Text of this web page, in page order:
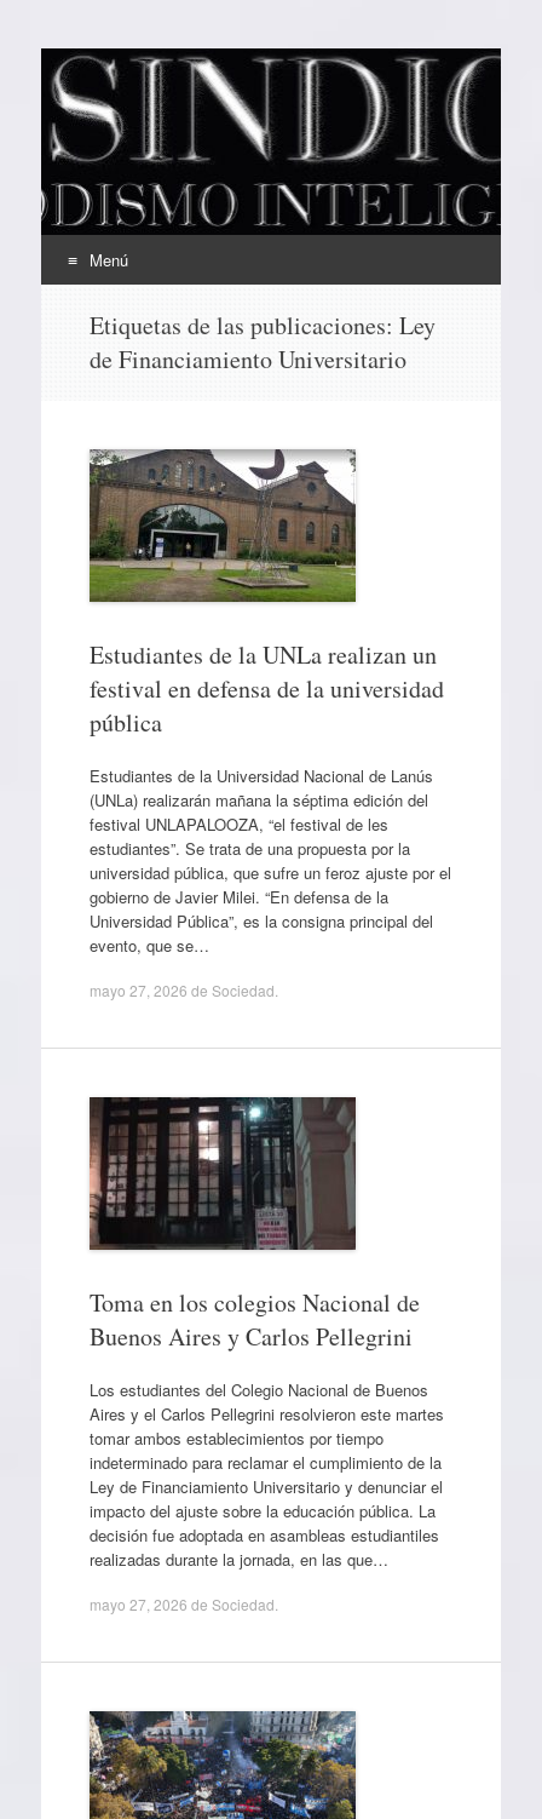
EL SINDICAL
Periodismo Inteligente
Menú
contenido
Etiquetas de las publicaciones: Ley
de Financiamiento Universitario
Estudiantes de la UNLa realizan un
festival en defensa de la universidad
pública
Estudiantes de la Universidad Nacional de Lanús
(UNLa) realizarán mañana la séptima edición del
festival UNLAPALOOZA, “el festival de les
estudiantes”. Se trata de una propuesta por la
universidad pública, que sufre un feroz ajuste por el
gobierno de Javier Milei. “En defensa de la
Universidad Pública”, es la consigna principal del
evento, que se…
mayo 27, 2026 de Sociedad
Toma en los colegios Nacional de
Buenos Aires y Carlos Pellegrini
Los estudiantes del Colegio Nacional de Buenos
Aires y el Carlos Pellegrini resolvieron este martes
tomar ambos establecimientos por tiempo
indeterminado para reclamar el cumplimiento de la
Ley de Financiamiento Universitario y denunciar el
impacto del ajuste sobre la educación pública. La
decisión fue adoptada en asambleas estudiantiles
realizadas durante la jornada, en las que…
mayo 27, 2026 de Sociedad